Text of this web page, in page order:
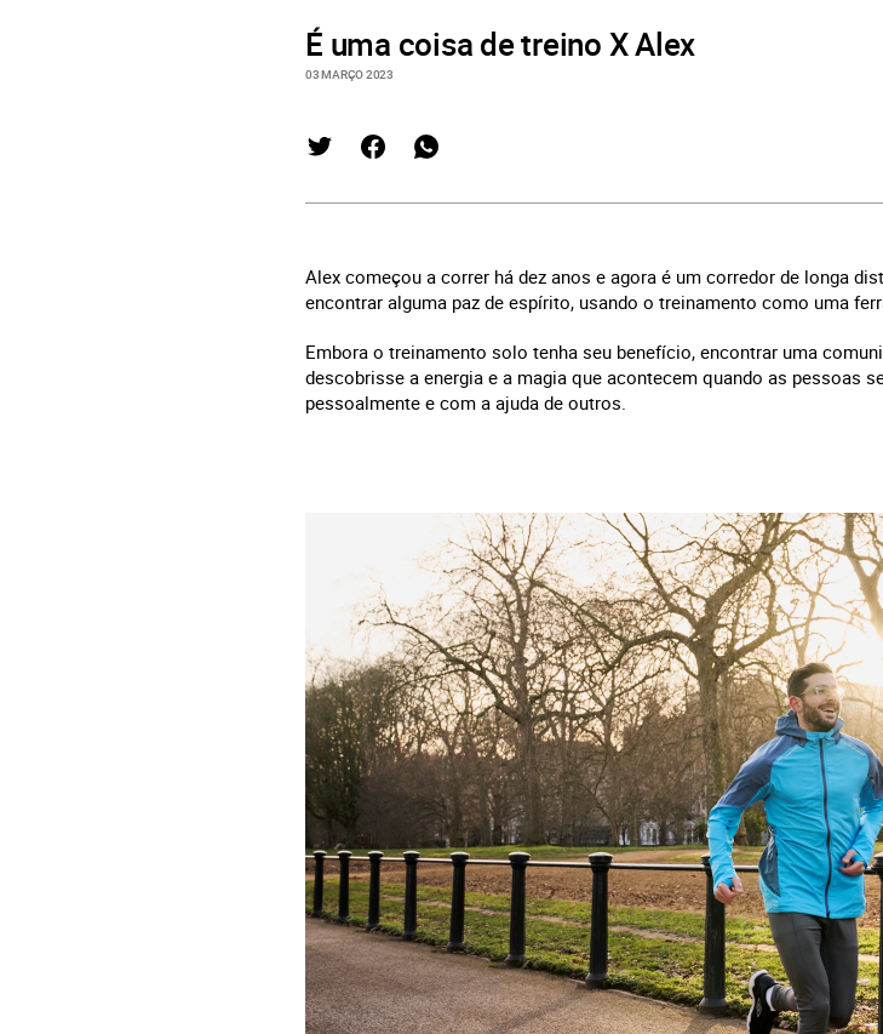
É uma coisa de treino X Alex
03 MARÇO 2023
Alex começou a correr há dez anos e agora é um corredor de longa
encontrar alguma paz de espírito, usando o treinamento como uma
Embora o treinamento solo tenha seu benefício, encontrar uma
descobrisse a energia e a magia que acontecem quando as pessoas
pessoalmente e com a ajuda de outros.